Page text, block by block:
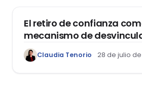
El retiro de confianza
mecanismo de
reflexiones a propósito de
laboral 29553-2024 loreto
Claudia Tenorio 28 de julio